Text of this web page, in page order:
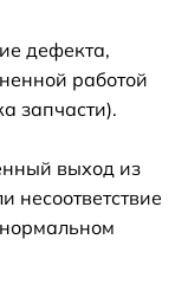
дефекта,
работой
запчасти).
выход из
несоответствие